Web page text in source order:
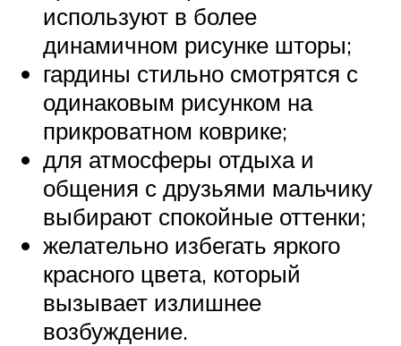
используют в более
динамичном рисунке шторы;
гардины стильно смотрятся с
одинаковым рисунком на
прикроватном коврике;
для атмосферы отдыха и
общения с друзьями мальчику
выбирают спокойные оттенки;
желательно избегать яркого
красного цвета, который
вызывает излишнее
возбуждение.